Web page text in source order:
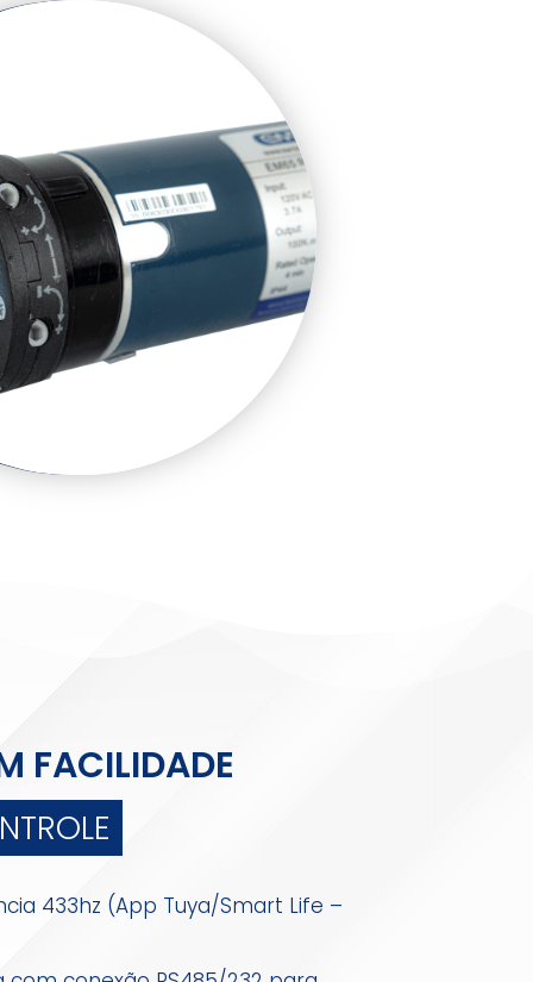
FACILIDADE
433hz (App Tuya/Smart Life –